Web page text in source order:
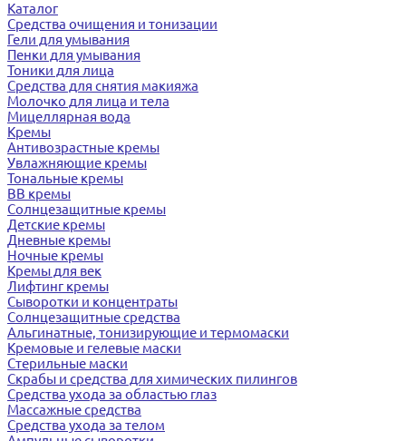
Каталог
Средства очищения и тонизации
Гели для умывания
Пенки для умывания
Тоники для лица
Средства для снятия макияжа
Молочко для лица и тела
Мицеллярная вода
Кремы
Антивозрастные кремы
Увлажняющие кремы
Тональные кремы
BB кремы
Солнцезащитные кремы
Детские кремы
Дневные кремы
Ночные кремы
Кремы для век
Лифтинг кремы
Сыворотки и концентраты
Солнцезащитные средства
Альгинатные, тонизирующие и термомаски
Кремовые и гелевые маски
Стерильные маски
Скрабы и средства для химических пилингов
Средства ухода за областью глаз
Массажные средства
Средства ухода за телом